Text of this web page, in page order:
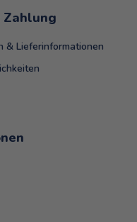
Zahlung
& Lieferinformationen